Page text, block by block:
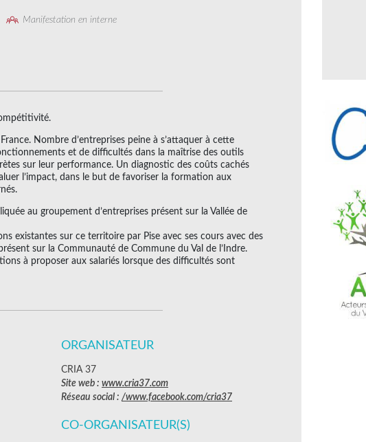
Manifestation en interne
Nombre d’entreprises peine à s’attaquer à cette
et de difficultés dans la maîtrise des outils
sur leur performance. Un diagnostic des coûts cachés
l’impact, dans le but de favoriser la formation aux
au groupement d’entreprises présent sur la Vallée de
existantes sur ce territoire par Pise avec ses cours avec des
sur la Communauté de Commune du Val de l’Indre.
à proposer aux salariés lorsque des difficultés sont
ORGANISATEUR
CRIA 37
Site web : www.cria37.com
Réseau social : /www.facebook.com/cria37
CO-ORGANISATEUR(S)